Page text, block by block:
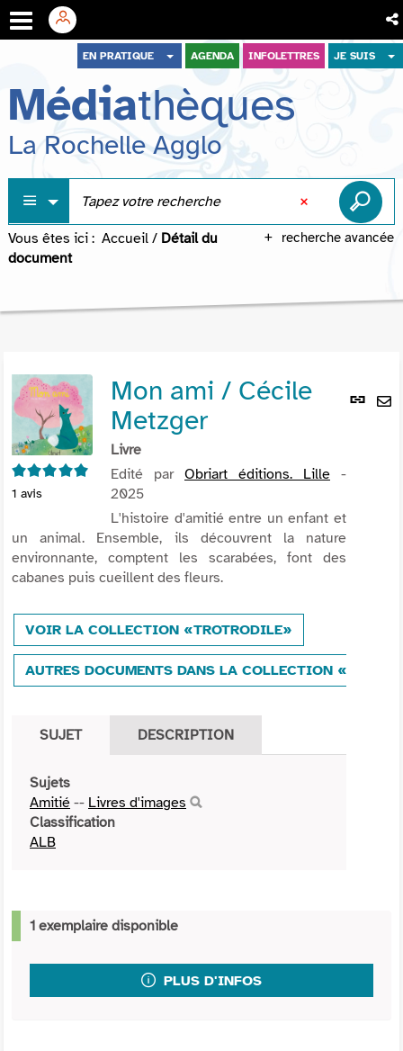
menu
contenu
recherche
EN PRATIQUE AGENDA INFOLETTRES JE SUIS
Médiathèques
La Rochelle Agglo
recherche avancée
Vous êtes ici : Accueil / Détail du
document
Lien
5/5
1 avis
Mon ami / Cécile
Metzger
Livre
Edité par Obriart éditions. Lille -
2025
L'histoire d'amitié entre un enfant et
un animal. Ensemble, ils découvrent la nature
environnante, comptent les scarabées, font des
cabanes puis cueillent des fleurs.
VOIR LA COLLECTION «TROTRODILE»
AUTRES DOCUMENTS DANS LA COLLECTION
SUJET DESCRIPTION
Sujets
Amitié -- Livres d'images
Classification
ALB
1 exemplaire disponible
PLUS D'INFOS